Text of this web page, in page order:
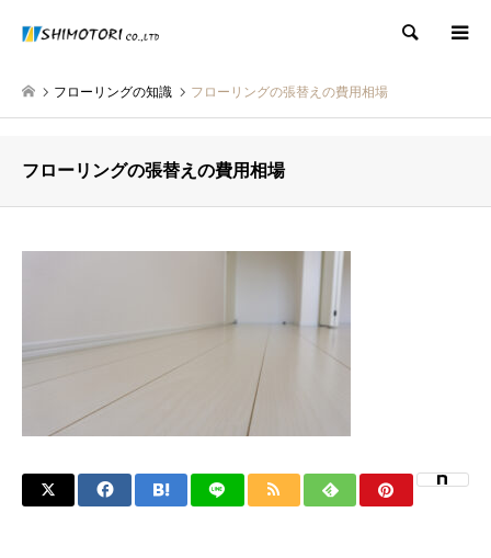
検索
フローリングの知識 フローリングの張替えの費用相場
フローリングの張替えの費用相場